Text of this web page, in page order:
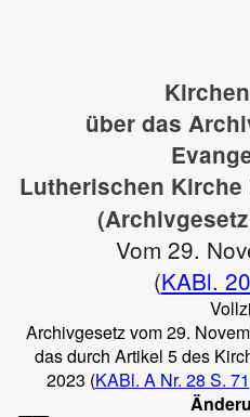
über das
Lutherischen
Vom 29.
(KABl.
Archivgesetz vom 29.
das durch Artikel 5 des
2023 (KABl. A Nr. 28 S. 71